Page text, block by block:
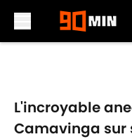
L'incroyable
Camavinga sur